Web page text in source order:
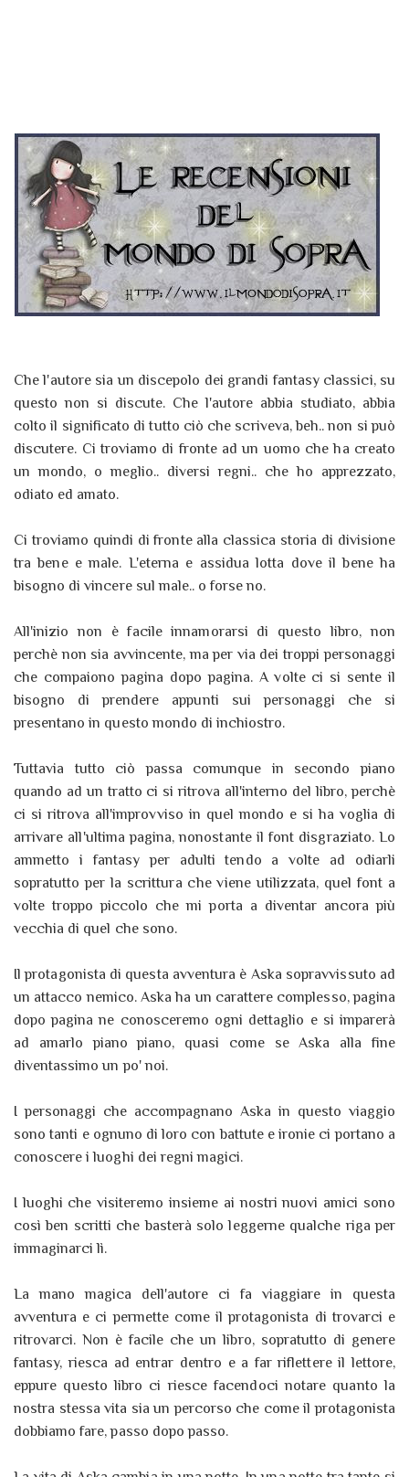
Che l'autore sia un discepolo dei grandi fantasy classici, su
questo non si discute. Che l'autore abbia studiato, abbia
colto il significato di tutto ciò che scriveva, beh.. non si può
discutere. Ci troviamo di fronte ad un uomo che ha creato
un mondo, o meglio.. diversi regni.. che ho apprezzato,
odiato ed amato.
Ci troviamo quindi di fronte alla classica storia di divisione
tra bene e male. L'eterna e assidua lotta dove il bene ha
bisogno di vincere sul male.. o forse no.
All'inizio non è facile innamorarsi di questo libro, non
perchè non sia avvincente, ma per via dei troppi personaggi
che compaiono pagina dopo pagina. A volte ci si sente il
bisogno di prendere appunti sui personaggi che si
presentano in questo mondo di inchiostro.
Tuttavia tutto ciò passa comunque in secondo piano
quando ad un tratto ci si ritrova all'interno del libro, perchè
ci si ritrova all'improvviso in quel mondo e si ha voglia di
arrivare all'ultima pagina, nonostante il font disgraziato. Lo
ammetto i fantasy per adulti tendo a volte ad odiarli
sopratutto per la scrittura che viene utilizzata, quel font a
volte troppo piccolo che mi porta a diventar ancora più
vecchia di quel che sono.
Il protagonista di questa avventura è Aska sopravvissuto ad
un attacco nemico. Aska ha un carattere complesso, pagina
dopo pagina ne conosceremo ogni dettaglio e si imparerà
ad amarlo piano piano, quasi come se Aska alla fine
diventassimo un po' noi.
I personaggi che accompagnano Aska in questo viaggio
sono tanti e ognuno di loro con battute e ironie ci portano a
conoscere i luoghi dei regni magici.
I luoghi che visiteremo insieme ai nostri nuovi amici sono
così ben scritti che basterà solo leggerne qualche riga per
immaginarci lì.
La mano magica dell'autore ci fa viaggiare in questa
avventura e ci permette come il protagonista di trovarci e
ritrovarci. Non è facile che un libro, sopratutto di genere
fantasy, riesca ad entrar dentro e a far riflettere il lettore,
eppure questo libro ci riesce facendoci notare quanto la
nostra stessa vita sia un percorso che come il protagonista
dobbiamo fare, passo dopo passo.